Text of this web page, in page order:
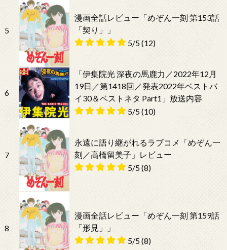
5
漫画全話レビュー「めぞん一刻 第153話
「契り」」
5/5(12)
6
「伊集院光 深夜の馬鹿力／2022年12月
19日／第1418回／発表2022年ベストバ
イ30＆ベストネタ Part1」放送内容
5/5(10)
7
永遠に語り継がれるラブコメ「めぞん一
刻／高橋留美子」レビュー
5/5(8)
8
漫画全話レビュー「めぞん一刻 第159話
「形見」」
5/5(8)